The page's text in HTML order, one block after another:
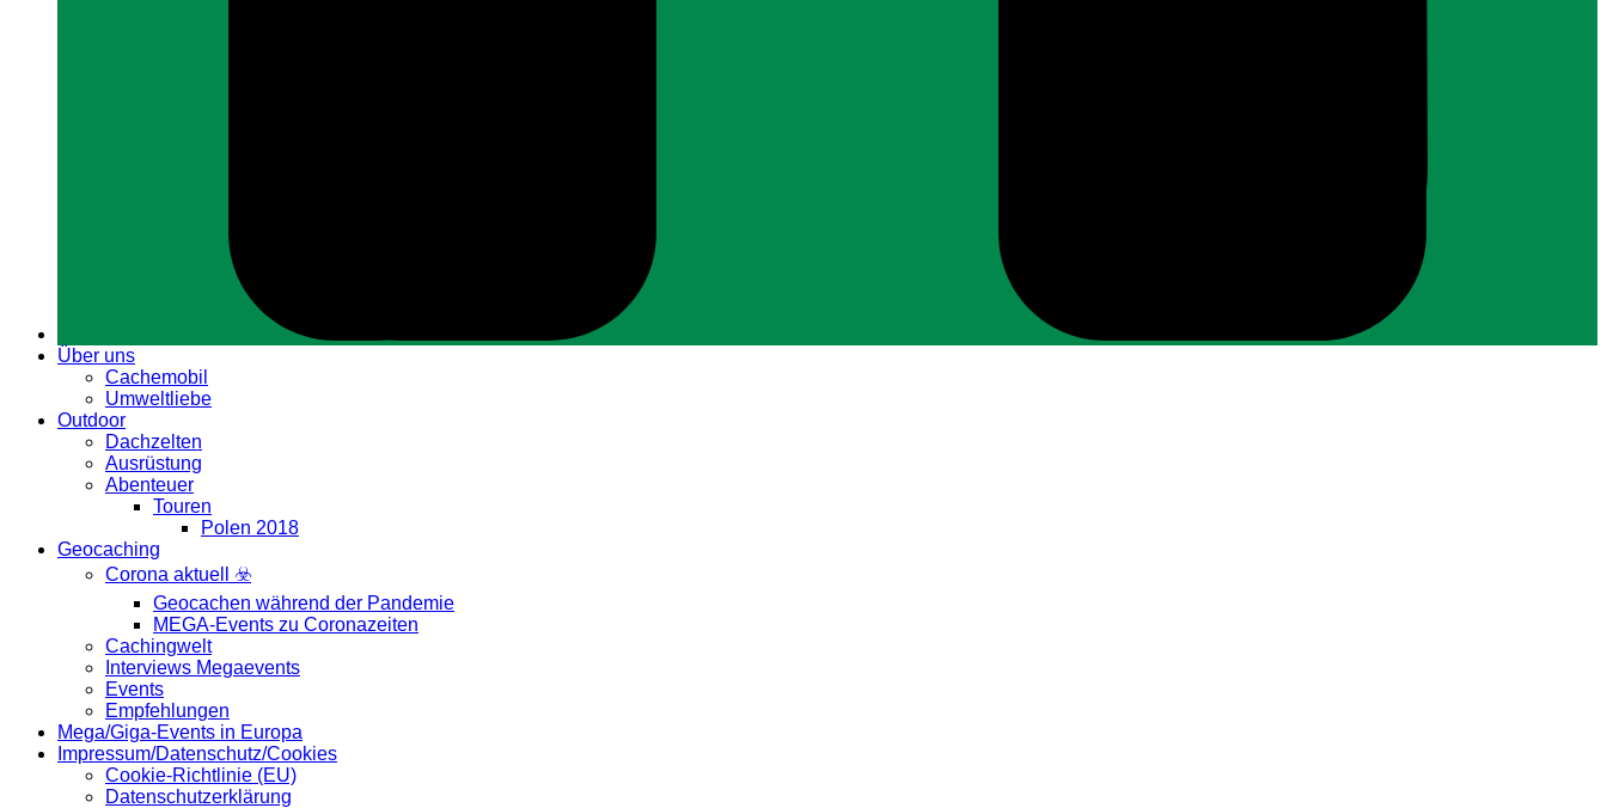
Über uns
Cachemobil
Umweltliebe
Outdoor
Dachzelten
Ausrüstung
Abenteuer
Touren
Polen 2018
Geocaching
Corona aktuell ☣️
Geocachen während der Pandemie
MEGA-Events zu Coronazeiten
Cachingwelt
Interviews Megaevents
Events
Empfehlungen
Mega/Giga-Events in Europa
Impressum/Datenschutz/Cookies
Cookie-Richtlinie (EU)
Datenschutzerklärung